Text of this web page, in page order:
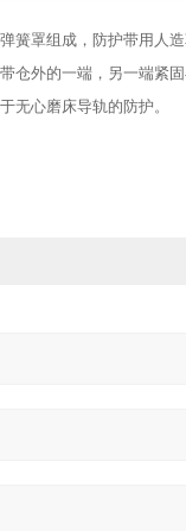
簧罩组成，防护带用人
外的一端，另一端紧
于无心磨床导轨的防护。